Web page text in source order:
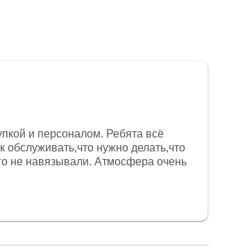
и персоналом. Ребята всё
обслуживать,что нужно делать,что
не навязывали. Атмосфера очень
за клиентоориентированность и